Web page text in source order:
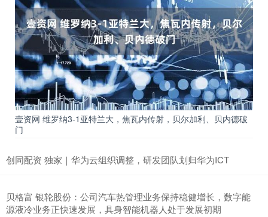
壹资网 维罗纳3-1亚特兰大，焦瓦内传射，贝尔加利、贝内德破
门
创同配资 独家｜华为云组织调整，研发团队划归华为ICT
贝格富 银轮股份：公司汽车热管理业务保持稳健增长，数字能
源液冷业务正快速发展，具身智能机器人处于发展初期